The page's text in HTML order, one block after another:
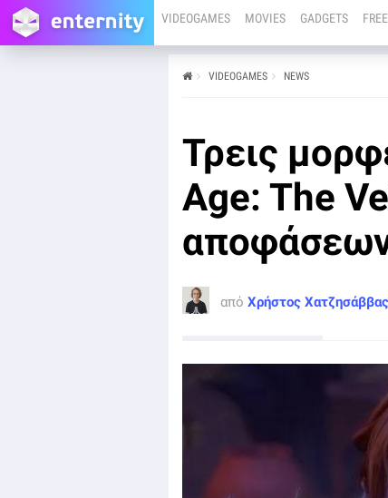
VIDEOGAMES MOVIES GADGETS
VIDEOGAMES NEWS
Τρεις
Age: The
αποφάσεων
από Χρήστος Χατζησάββας
Χρήστος Χατζησάββας
Το Dragon Age: The Veilguard απέσπασε καλές
κριτικές, όμως οι πωλήσεις ήταν απογοητευτικές.